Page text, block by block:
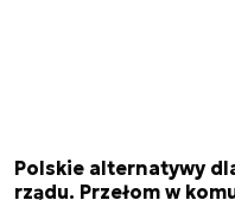
Polskie alternatywy
rządu. Przełom w